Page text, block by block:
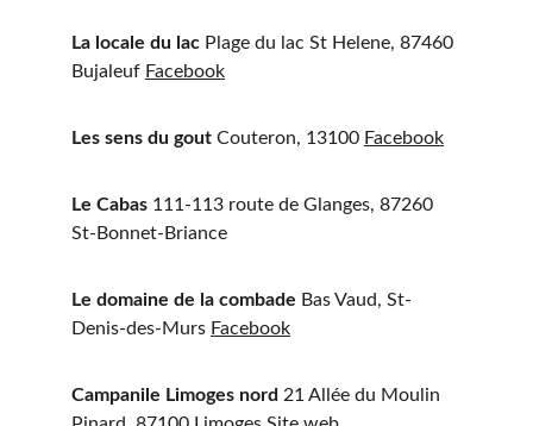
La locale du lac Plage du lac St Helene, 87460
Bujaleuf Facebook
Les sens du gout Couteron, 13100 Facebook
Le Cabas 111-113 route de Glanges, 87260
St-Bonnet-Briance
Le domaine de la combade Bas Vaud, St-
Denis-des-Murs Facebook
Campanile Limoges nord 21 Allée du Moulin